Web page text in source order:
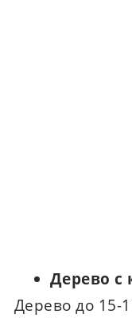
Дерево с
Дерево до 15-